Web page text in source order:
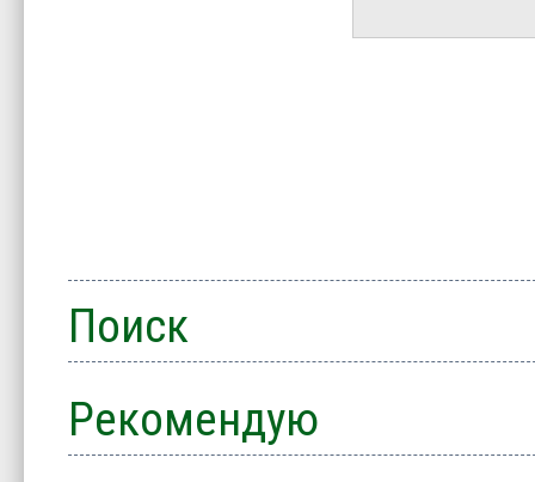
Поиск
Рекомендую